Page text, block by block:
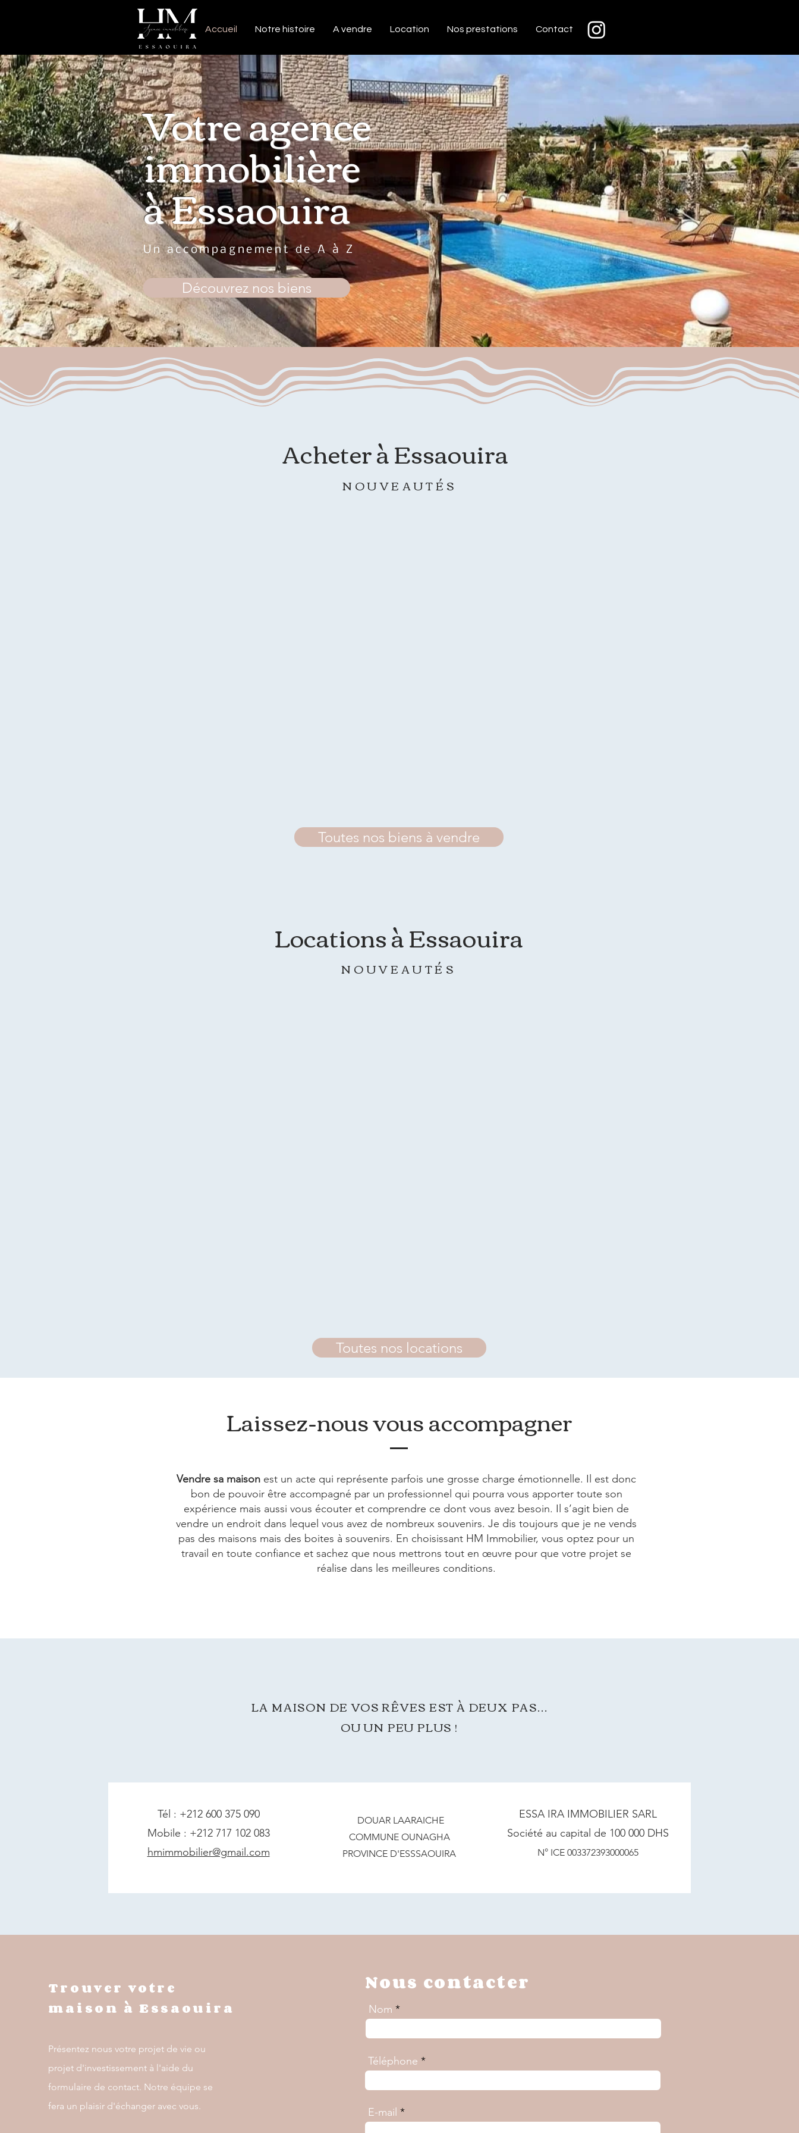
Accueil Notre histoire A vendre Location Nos prestations Contact
Votre agence
immobilière
à Essaouira
Un accompagnement de A à Z
Découvrez nos biens
Acheter à Essaouira
NOUVEAUTÉS
Toutes nos biens à vendre
Locations à Essaouira
NOUVEAUTÉS
Toutes nos locations
Laissez-nous vous accompagner
Vendre sa maison est un acte qui représente parfois une grosse charge émotionnelle. Il est donc
bon de pouvoir être accompagné par un professionnel qui pourra vous apporter toute son
expérience mais aussi vous écouter et comprendre ce dont vous avez besoin. Il s’agit bien de
vendre un endroit dans lequel vous avez de nombreux souvenirs. Je dis toujours que je ne vends
pas des maisons mais des boites à souvenirs. En choisissant HM Immobilier, vous optez pour un
travail en toute confiance et sachez que nous mettrons tout en œuvre pour que votre projet se
réalise dans les meilleures conditions.
LA MAISON DE VOS RÊVES EST À DEUX PAS...
OU UN PEU PLUS !
Tél : +212 600 375 090
Mobile : +212 717 102 083
hmimmobilier@gmail.com
DOUAR LAARAICHE
COMMUNE OUNAGHA
PROVINCE D'ESSSAOUIRA
ESSA IRA IMMOBILIER SARL
Société au capital de 100 000 DHS
N° ICE 003372393000065
Trouver votre
maison à Essaouira
Présentez nous votre projet de vie ou
projet d'investissement à l'aide du
formulaire de contact. Notre équipe se
fera un plaisir d'échanger avec vous.
Nous contacter
Nom
Téléphone
E-mail